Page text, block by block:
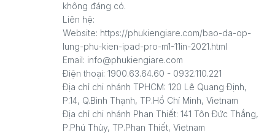
không đáng có.
Liên hệ:
Website: https://phukiengiare.com/bao-da-op-
lung-phu-kien-ipad-pro-m1-11in-2021.html
Email: info@phukiengiare.com
Điện thoại: 1900.63.64.60 - 0932.110.221
Địa chỉ chi nhánh TPHCM: 120 Lê Quang Định,
P.14, Q.Bình Thạnh, TP.Hồ Chí Minh, Vietnam
Địa chỉ chi nhánh Phan Thiết: 141 Tôn Đức Thắng,
P.Phú Thủy, TP.Phan Thiết, Vietnam